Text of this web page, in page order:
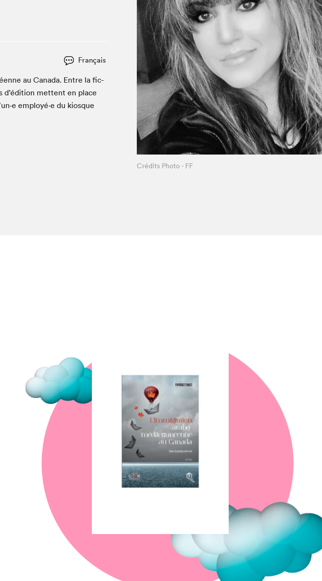
Québec
À propos du Salon
Liste des exposant·e·s
Liste des auteur·rice·s
Français
au Cana­da. Entre la fic­
d’édi­tion met­tent en place
employé·e du kiosque
Crédits Photo - FF